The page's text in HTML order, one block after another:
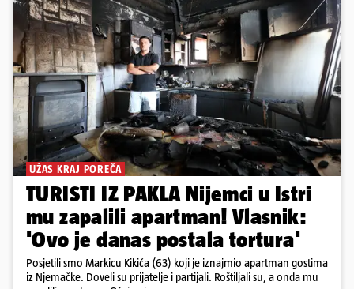
UŽAS KRAJ POREČA
TURISTI IZ PAKLA Nijemci u Istri
mu zapalili apartman! Vlasnik:
'Ovo je danas postala tortura'
Posjetili smo Markicu Kikića (63) koji je iznajmio apartman gostima
iz Njemačke. Doveli su prijatelje i partijali. Roštiljali su, a onda mu